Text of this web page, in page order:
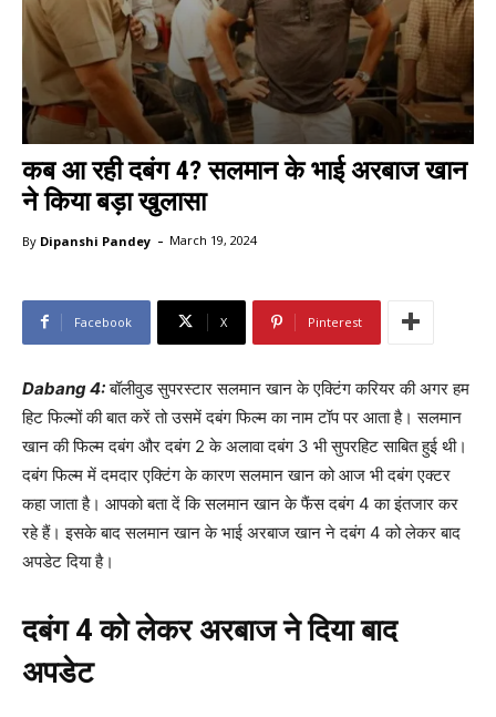
कब आ रही दबंग 4? सलमान के भाई अरबाज खान
ने किया बड़ा खुलासा
By Dipanshi Pandey - March 19, 2024
Facebook X Pinterest
Dabang 4:बॉलीवुड सुपरस्टार सलमान खान के एक्टिंग करियर की अगर हम
हिट फिल्मों की बात करें तो उसमें दबंग फिल्म का नाम टॉप पर आता है। सलमान
खान की फिल्म दबंग और दबंग 2 के अलावा दबंग 3 भी सुपरहिट साबित हुई थी।
दबंग फिल्म में दमदार एक्टिंग के कारण सलमान खान को आज भी दबंग एक्टर
कहा जाता है। आपको बता दें कि सलमान खान के फैंस दबंग 4 का इंतजार कर
रहे हैं। इसके बाद सलमान खान के भाई अरबाज खान ने दबंग 4 को लेकर बाद
अपडेट दिया है।
दबंग 4 को लेकर अरबाज ने दिया बाद
अपडेट